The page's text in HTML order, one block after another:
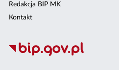
Redakcja BIP MK
Kontakt